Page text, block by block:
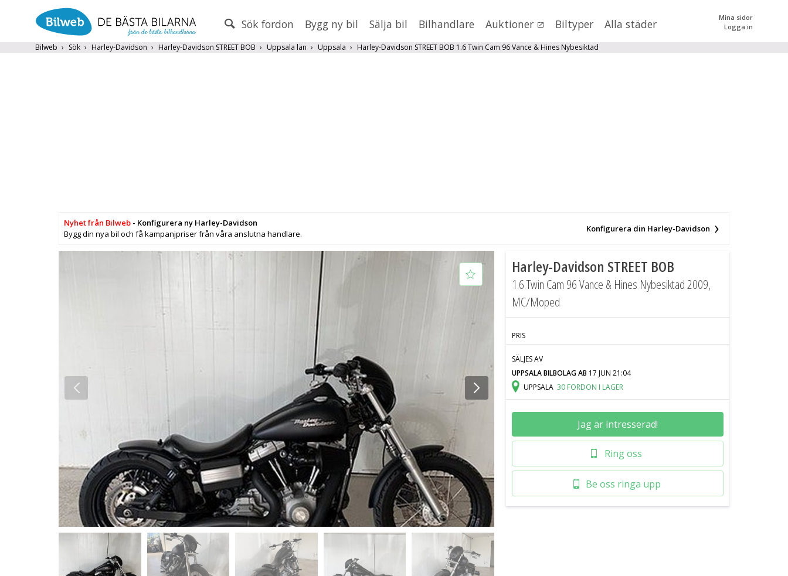
Sök fordon Bygg ny bil Sälja bil Bilhandlare Auktioner Biltyper Alla städer
Mina sidor
Logga in
Bilweb Sök Harley-Davidson Harley-Davidson STREET BOB Uppsala län Uppsala Harley-Davidson STREET BOB 1.6 Twin Cam 96 Vance & Hines Nybesiktad
0 kr tillmer än 500000
Nyhet från Bilweb - Konfigurera ny Harley-Davidson
Bygg din nya bil och få kampanjpriser från våra anslutna handlare.
Konfigurera din Harley-Davidson
Harley-Davidson STREET BOB
1.6 Twin Cam 96 Vance & Hines Nybesiktad 2009,
MC/Moped
PRIS
SÄLJES AV
UPPSALA BILBOLAG AB 17 JUN 21:04
UPPSALA30 FORDON I LAGER
Jag är intresserad!
Ring oss
Be oss ringa upp